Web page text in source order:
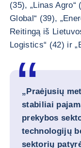
(35), „Linas Agro“
Global“ (39),
Reitingą iš
Logistics“ (42) ir
„Praėjusių
stabiliai
prekybos
technologijų
sektorių